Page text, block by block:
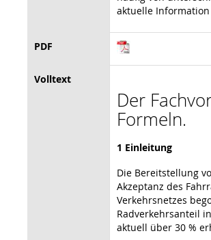
aktuelle
PDF
Volltext
Der
Formeln.
1 Einleitung
Die Bereitstellung
Akzeptanz des
Verkehrsnetzes
Radverkehrsanteil
aktuell über 30 %